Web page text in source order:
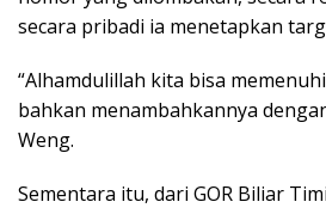
secara pribadi ia menetapkan
“Alhamdulillah kita bisa
bahkan menambahkannya
Weng.
Sementara itu, dari GOR Biliar